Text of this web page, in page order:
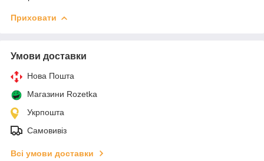
Приховати
Умови доставки
Нова Пошта
Магазини Rozetka
Укрпошта
Самовивіз
Всі умови доставки